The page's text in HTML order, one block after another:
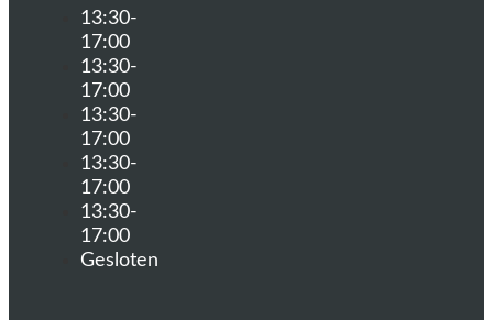
13:30-
17:00
13:30-
17:00
13:30-
17:00
13:30-
17:00
13:30-
17:00
Gesloten